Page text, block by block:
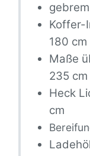
Koffer-
180 cm
Maße
235 cm
Heck
cm